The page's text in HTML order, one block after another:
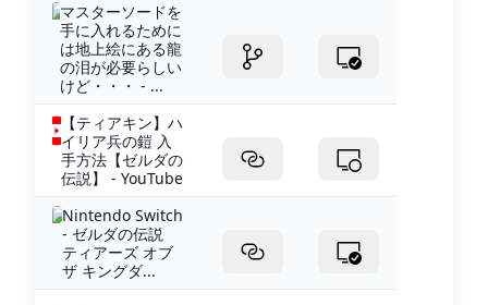
マスターソードを
手に入れるために
は地上絵にある龍
の泪が必要らしい
けど・・・ - ...
【ティアキン】ハ
イリア兵の鎧 入
手方法【ゼルダの
伝説】 - YouTube
Nintendo Switch
- ゼルダの伝説
ティアーズ オブ
ザ キングダ...